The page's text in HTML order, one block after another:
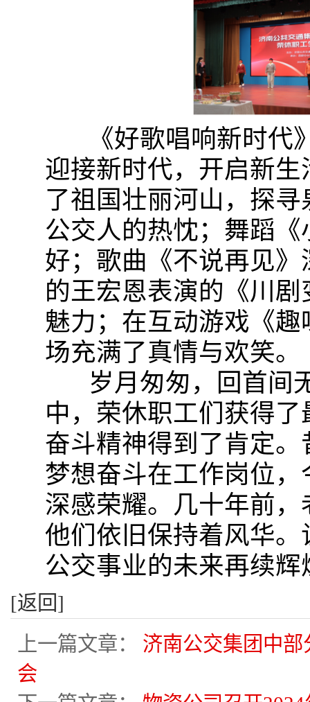
《好歌唱响新时代
迎接新时代，开启新
了祖国壮丽河山，探
公交人的热忱；舞蹈
好；歌曲《不说再见
的王宏恩表演的《川
魅力；在互动游戏《
场充满了真情与欢笑。
岁月匆匆，回首间
中，荣休职工们获得
奋斗精神得到了肯定
梦想奋斗在工作岗位
深感荣耀。几十年前
他们依旧保持着风华
公交事业的未来再续辉
[返回]
上一篇文章： 济南公交集团中
会